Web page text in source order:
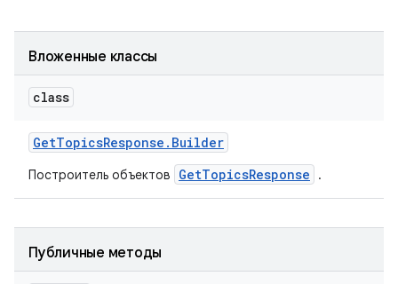
Вложенные классы
class
GetTopicsResponse . Builder
Построитель объектов GetTopicsResponse .
Публичные методы